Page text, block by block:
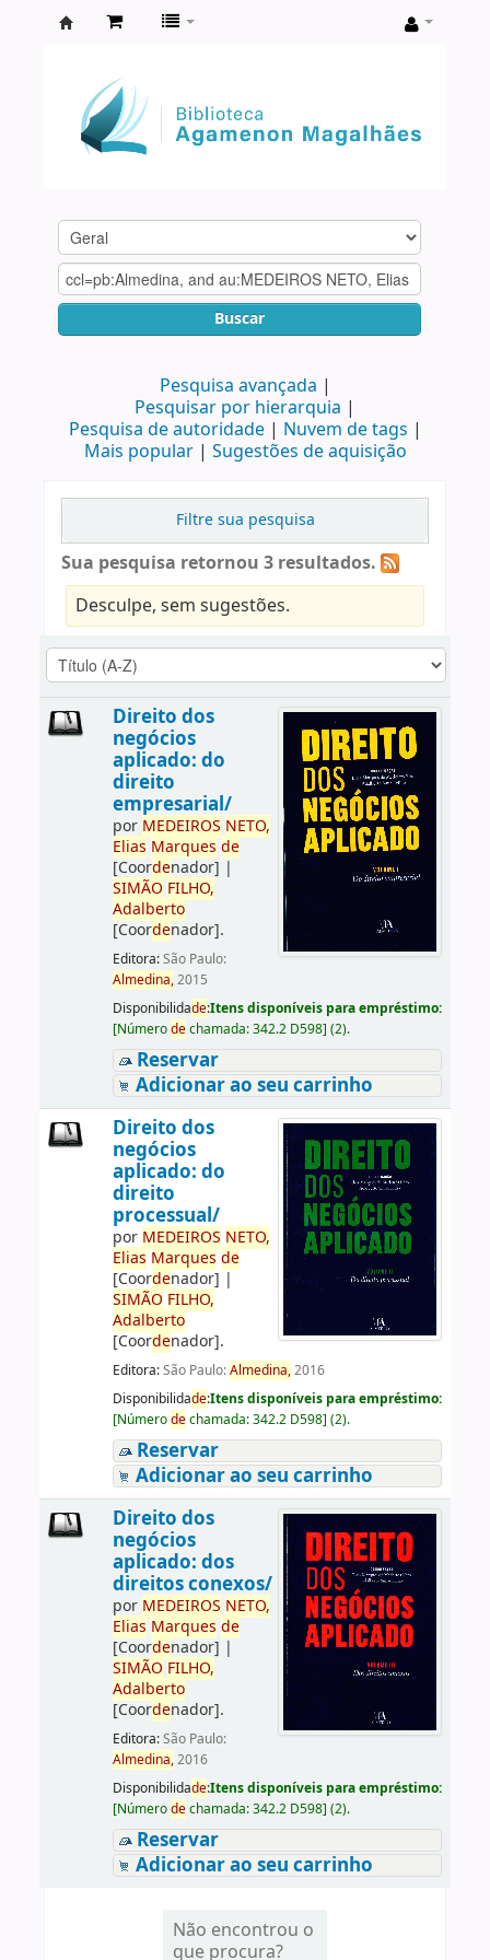
Agamenon
Magalhães
Buscar
Pesquisa avançada
Pesquisar por hierarquia
Pesquisa de autoridade
Nuvem de tags
Mais popular
Sugestões de aquisição
Filtre sua pesquisa
Sua pesquisa retornou 3 resultados.
Desculpe, sem sugestões.
Direito dos
negócios
aplicado: do
direito
empresarial/
por MEDEIROS NETO,
Elias Marques de
[Coordenador] |
SIMÃO FILHO,
Adalberto
[Coordenador].
Editora:São Paulo:
Almedina,2015
Disponibilidade:Itens disponíveis para empréstimo:
[Númerodechamada:342.2 D598] (2).
Reservar
Adicionar ao seu carrinho
Direito dos
negócios
aplicado: do
direito
processual/
por MEDEIROS NETO,
Elias Marques de
[Coordenador] |
SIMÃO FILHO,
Adalberto
[Coordenador].
Editora:São Paulo:Almedina,2016
Disponibilidade:Itens disponíveis para empréstimo:
[Númerodechamada:342.2 D598] (2).
Reservar
Adicionar ao seu carrinho
Direito dos
negócios
aplicado: dos
direitos conexos/
por MEDEIROS NETO,
Elias Marques de
[Coordenador] |
SIMÃO FILHO,
Adalberto
[Coordenador].
Editora:São Paulo:
Almedina,2016
Disponibilidade:Itens disponíveis para empréstimo:
[Númerodechamada:342.2 D598] (2).
Reservar
Adicionar ao seu carrinho
Não encontrou o
que procura?